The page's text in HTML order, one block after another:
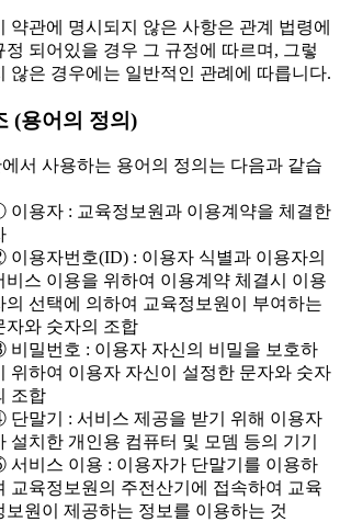
약관에 명시되지 않은 사항은 관계 법령에
정 되어있을 경우 그 규정에 따르며, 그렇
않은 경우에는 일반적인 관례에 따릅니다.
(용어의 정의)
서 사용하는 용어의 정의는 다음과 같습
이용자 : 교육정보원과 이용계약을 체결한
이용자번호(ID) : 이용자 식별과 이용자의
비스 이용을 위하여 이용계약 체결시 이용
의 선택에 의하여 교육정보원이 부여하는
자와 숫자의 조합
비밀번호 : 이용자 자신의 비밀을 보호하
위하여 이용자 자신이 설정한 문자와 숫자
조합
단말기 : 서비스 제공을 받기 위해 이용자
설치한 개인용 컴퓨터 및 모뎀 등의 기기
서비스 이용 : 이용자가 단말기를 이용하
교육정보원의 주전산기에 접속하여 교육
보원이 제공하는 정보를 이용하는 것